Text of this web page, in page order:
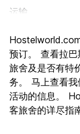
运输
文化
夜生活
物有所值
预订。 查看拉
旅舍及是否有特
务。 马上查看
活动的信息。
客旅舍的详尽指